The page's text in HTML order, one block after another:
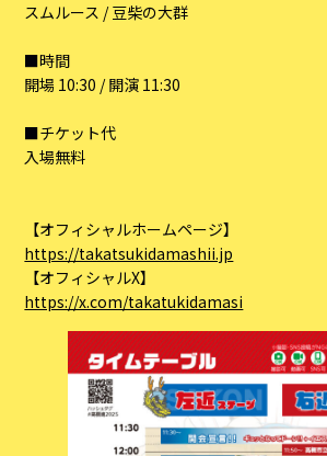
スムルース / 豆柴の大群
■時間
開場 10:30 / 開演 11:30
■チケット代
入場無料
【オフィシャルホームページ】
https://takatsukidamashii.jp
【オフィシャルX】
https://x.com/takatukidamasi